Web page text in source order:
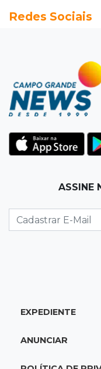
O escudo da
Editorial
Equidade
mas de princípios
Jogo
O velho e o mar
SEXTA, 07 DE
Federação
Redes Sociais
ASSINE
EXPEDIENTE
ANUNCIAR